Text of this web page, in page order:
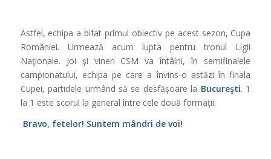
Astfel, echipa a bifat primul obiectiv pe acest sezon, Cupa
României. Urmează acum lupta pentru tronul Ligii
Naţionale. Joi şi vineri CSM va întâlni, în semifinalele
campionatului, echipa pe care a învins-o astăzi în finala
Cupei, partidele urmând să se desfăşoare la Bucureşti. 1
la 1 este scorul la general între cele două formaţii.
Bravo, fetelor! Suntem mândri de voi!